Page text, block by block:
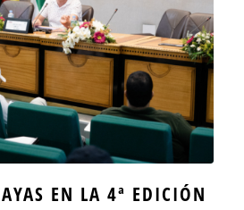
EN LA 4ª EDICIÓN